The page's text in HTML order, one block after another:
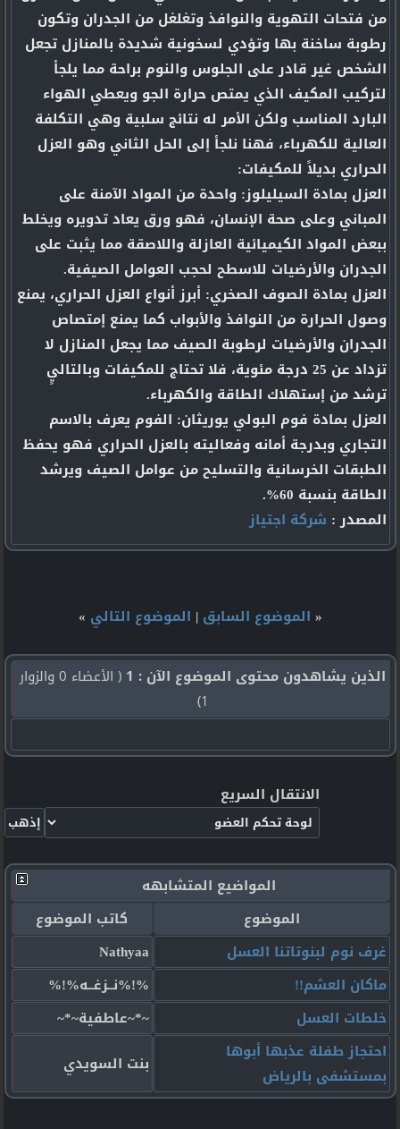
من فتحات التهوية والنوافذ وتغلغل من الجدران وتكون
رطوبة ساخنة بها وتؤدي لسخونية شديدة بالمنازل تجعل
الشخص غير قادر على الجلوس والنوم براحة مما يلجأ
لتركيب المكيف الذي يمتص حرارة الجو ويعطي الهواء
البارد المناسب ولكن الأمر له نتائج سلبية وهي التكلفة
العالية للكهرباء، فهنا نلجأ إلى الحل الثاني وهو العزل
الحراري بديلاً للمكيفات:
العزل بمادة السيليلوز: واحدة من المواد الآمنة على
المباني وعلى صحة الإنسان، فهو ورق يعاد تدويره ويخلط
ببعض المواد الكيميائية العازلة واللاصقة مما يثبت على
الجدران والأرضيات للاسطح لحجب العوامل الصيفية.
العزل بمادة الصوف الصخري: أبرز أنواع العزل الحراري، يمنع
وصول الحرارة من النوافذ والأبواب كما يمنع إمتصاص
الجدران والأرضيات لرطوبة الصيف مما يجعل المنازل لا
تزداد عن 25 درجة مئوية، فلا تحتاج للمكيفات وبالتاليٍ
ترشد من إستهلاك الطاقة والكهرباء.
العزل بمادة فوم البولي يوريثان: الفوم يعرف بالاسم
التجاري وبدرجة أمانه وفعاليته بالعزل الحراري فهو يحفظ
الطبقات الخرسانية والتسليح من عوامل الصيف ويرشد
الطاقة بنسبة 60%.
المصدر : شركة اجتياز
« الموضوع السابق | الموضوع التالي »
الذين يشاهدون محتوى الموضوع الآن : 1
( الأعضاء 0 والزوار
1)
الانتقال السريع
المواضيع المتشابهه
الموضوع
كاتب الموضوع
غرف نوم لبنوتاتنا العسل
Nathyaa
ماكان العشم!!
%!%نــزغــه%!%
خلطات العسل
~*~عاطفية~*~
احتجاز طفلة عذبها أبوها
بمستشفى بالرياض
بنت السويدي